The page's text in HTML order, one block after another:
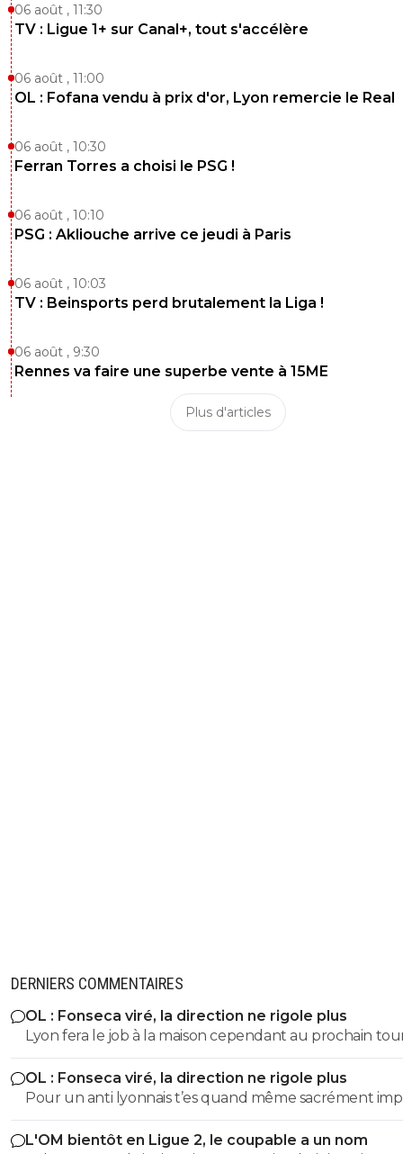
06 août , 11:30
TV : Ligue 1+ sur Canal+, tout s'accélère
06 août , 11:00
OL : Fofana vendu à prix d'or, Lyon remercie le Real
06 août , 10:30
Ferran Torres a choisi le PSG !
06 août , 10:10
PSG : Akliouche arrive ce jeudi à Paris
06 août , 10:03
TV : Beinsports perd brutalement la Liga !
06 août , 9:30
Rennes va faire une superbe vente à 15ME
Plus d'articles
DERNIERS COMMENTAIRES
OL : Fonseca viré, la direction ne rigole plus
Lyon fera le job à la maison cependant au prochain
faudra augmenter le niveau de jeu.
OL : Fonseca viré, la direction ne rigole plus
Pour un anti lyonnais t’es quand même sacrément
L'OM bientôt en Ligue 2, le coupable a un nom